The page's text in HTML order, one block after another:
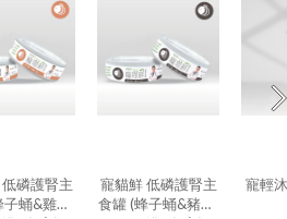
磷護腎主
蛹&雞肉)
寵貓鮮 低磷護腎主
食罐 (蜂子蛹&豬肉)
寵輕